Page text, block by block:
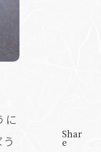
に
Shar
e